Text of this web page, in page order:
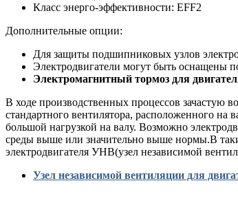
Класс энерго-эффективности: EFF2
Дополнительные опции:
Для защиты подшипниковых узлов
Электродвигатели могут быть оснащены
Электромагнитный тормоз для
В ходе производственных процессов зачастую
стандартного вентилятора, расположенного на
большой нагрузкой на валу. Возможно
среды выше или значительно выше нормы.В
электродвигателя УНВ(узел независимой
Узел независимой вентиляции для